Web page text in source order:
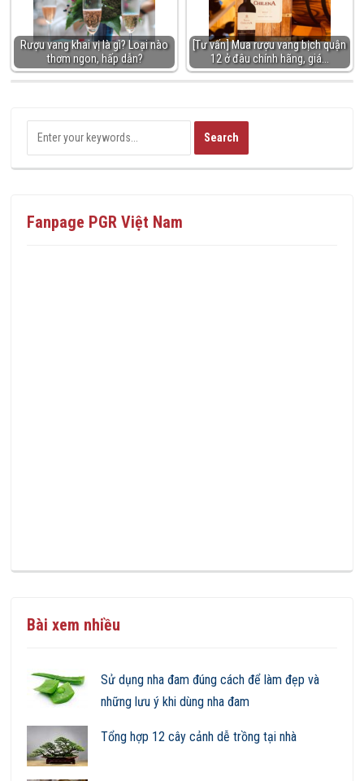
Rượu vang khai vị là gì? Loại nào
thơm ngon, hấp dẫn?
[Tư vấn] Mua rượu vang bịch quận
12 ở đâu chính hãng, giá…
Fanpage PGR Việt Nam
Bài xem nhiều
Sử dụng nha đam đúng cách để làm đẹp và
những lưu ý khi dùng nha đam
Tổng hợp 12 cây cảnh dễ trồng tại nhà